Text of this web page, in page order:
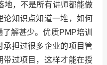
地，不是所有讲师都能做
论知识点知道一堆，如何
解甚少。优质PMP培训
担过很多企业的项目管
带过项目，这样才能在授